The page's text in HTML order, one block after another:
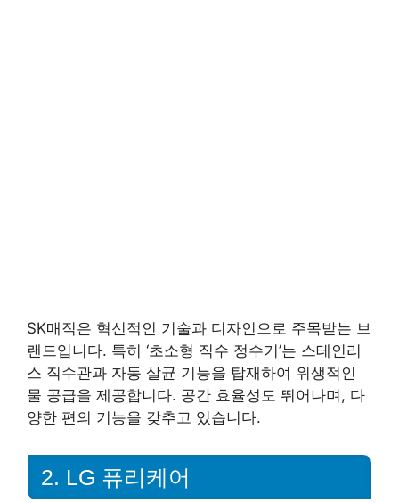
SK매직은 혁신적인 기술과 디자인으로 주목받는 브
랜드입니다. 특히 ‘초소형 직수 정수기’는 스테인리
스 직수관과 자동 살균 기능을 탑재하여 위생적인
물 공급을 제공합니다. 공간 효율성도 뛰어나며, 다
양한 편의 기능을 갖추고 있습니다.
2. LG 퓨리케어